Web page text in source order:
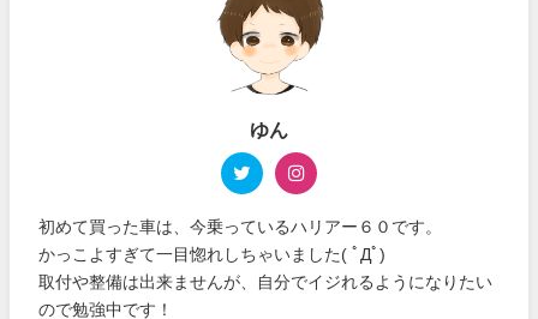
ゆん
初めて買った車は、今乗っているハリアー６０です。
かっこよすぎて一目惚れしちゃいました( ﾟДﾟ)
取付や整備は出来ませんが、自分でイジれるようになりたい
ので勉強中です！